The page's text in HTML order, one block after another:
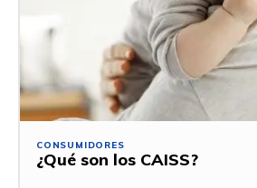
CONSUMIDORES
¿Qué son los CAISS?